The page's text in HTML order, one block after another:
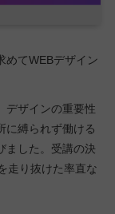
めてWEBデザイン
デザインの重要性
に縛られず働ける
ました。受講の決
走り抜けた率直な